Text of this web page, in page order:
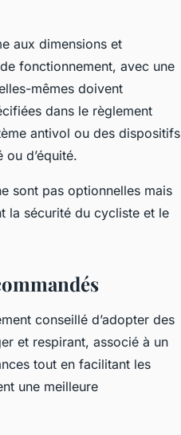
aux dimensions et
fonctionnement, avec une
mêmes doivent
dans le règlement
antivol ou des dispositifs
d’équité.
sont pas optionnelles mais
la sécurité du cycliste et le
conseillé d’adopter des
et respirant, associé à un
tout en facilitant les
une meilleure